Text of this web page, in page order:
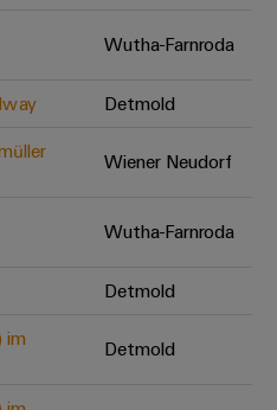
Praxisnahe
Wutha-Farnroda
Detmold
Wiener Neudorf
Wutha-Farnroda
Detmold
im
Detmold